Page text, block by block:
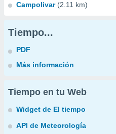
Campolivar (2.11 km)
Tiempo...
PDF
Más información
Tiempo en tu Web
Widget de El tiempo
API de Meteorología